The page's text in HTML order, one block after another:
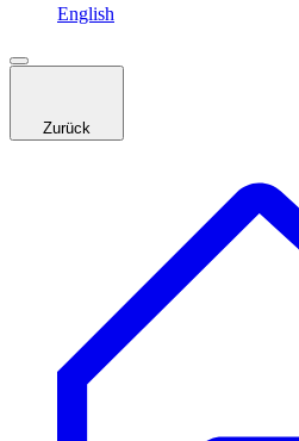
English
Zurück